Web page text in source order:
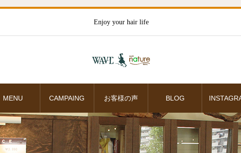
Enjoy your hair life
MENU CAMPAING お客様の声 BLOG